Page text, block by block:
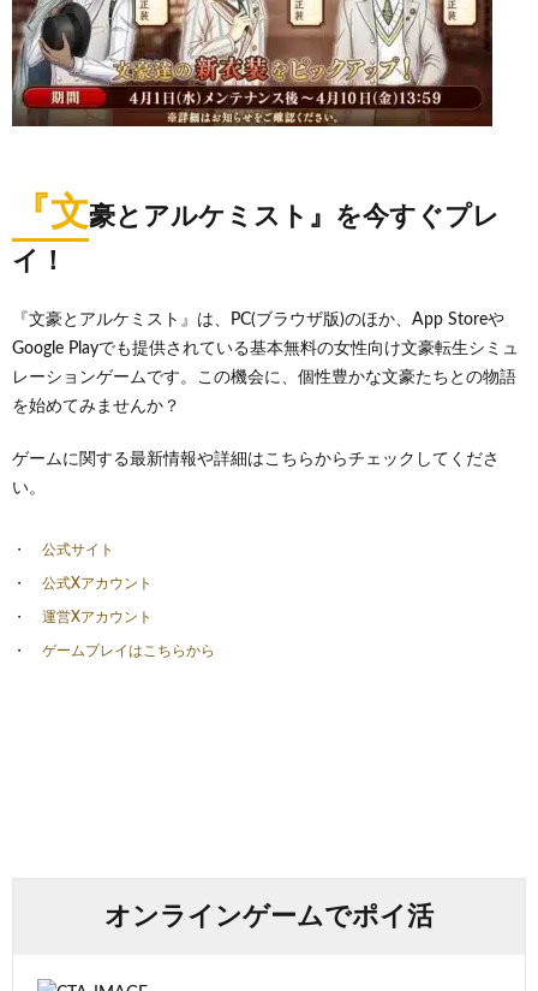
『文豪とアルケミスト』を今すぐプレ
イ！
『文豪とアルケミスト』は、PC(ブラウザ版)のほか、App Storeや
Google Playでも提供されている基本無料の女性向け文豪転生シミュ
レーションゲームです。この機会に、個性豊かな文豪たちとの物語
を始めてみませんか？
ゲームに関する最新情報や詳細はこちらからチェックしてくださ
い。
公式サイト
公式Xアカウント
運営Xアカウント
ゲームプレイはこちらから
オンラインゲームでポイ活